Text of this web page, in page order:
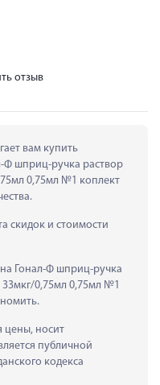
отзыв
вам купить
Ф шприц-ручка раствор
0,75мл №1 коплект
скидок и стоимости
Гонал-Ф шприц-ручка
0,75мл 0,75мл №1
цены, носит
публичной
кодекса